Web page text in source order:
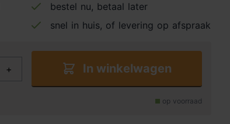
bestel nu, betaal later
snel in huis, of levering op afspraak
+ In winkelwagen
op voorraad